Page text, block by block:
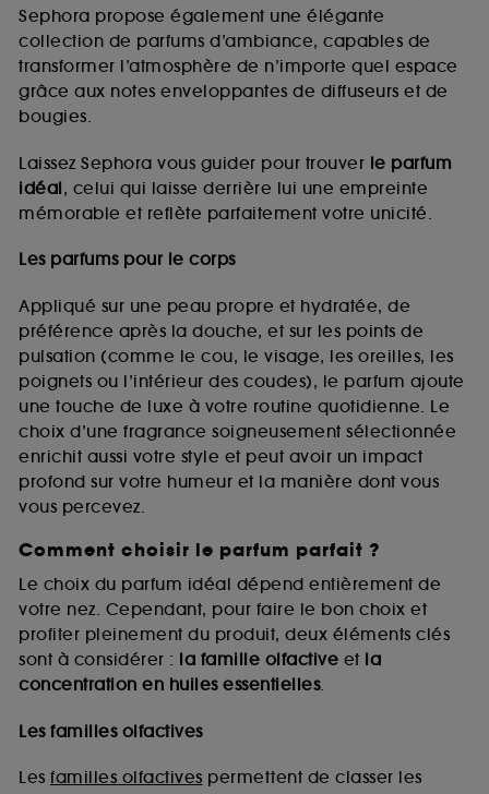
Sephora propose également une élégante
collection de parfums d’ambiance, capables de
transformer l’atmosphère de n’importe quel espace
grâce aux notes enveloppantes de diffuseurs et de
bougies.
Laissez Sephora vous guider pour trouver le parfum
idéal, celui qui laisse derrière lui une empreinte
mémorable et reflète parfaitement votre unicité.
Les parfums pour le corps
Appliqué sur une peau propre et hydratée, de
préférence après la douche, et sur les points de
pulsation (comme le cou, le visage, les oreilles, les
poignets ou l’intérieur des coudes), le parfum ajoute
une touche de luxe à votre routine quotidienne. Le
choix d’une fragrance soigneusement sélectionnée
enrichit aussi votre style et peut avoir un impact
profond sur votre humeur et la manière dont vous
vous percevez.
Comment choisir le parfum parfait ?
Le choix du parfum idéal dépend entièrement de
votre nez. Cependant, pour faire le bon choix et
profiter pleinement du produit, deux éléments clés
sont à considérer : la famille olfactive et la
concentration en huiles essentielles.
Les familles olfactives
Les familles olfactives permettent de classer les
de vous plaire via des publicités, y compris sur des
sites tiers et sur les réseaux sociaux, sur la base
des pages que vous avez consultées, de votre
navigation, et de l'historique de vos interactions.
d’en améliorer la performance.
Cookies de sécurisation des paiements en ligne :
fraudes aux moyens de paiement et les
usurpations d’identité.
Cookies fonctionnels :il s’agit de cookies
permettant l’affichage et/ou la fourniture de
certaines fonctionnalités du site, tel que les
cookies d’authentification qui sont utilisés afin de
vous faire bénéficier de l’authentification
prolongée vous permettant d’accéder à votre
compte lors de votre prochaine visite sur le site
sans saisir à nouveau votre identifiant et mot de
passe.
A l'exception des cookies techniques, le dépôt et la
lecture de ces traceurs requiert votre accord. Vous
pouvez personnaliser vos choix concernant le dépôt
de ces cookies grâce au bouton "personnaliser mes
choix" ci-dessous ou décider de "tout accepter".
Sephora pourra associer les informations de
navigation collectées par ces Cookies, pour les
collectées ou générées lors de votre activité en ligne
sur "continuer sans accepter". Voous pouvez à tout
moment choisir de retirer votrte consentement. Si vous